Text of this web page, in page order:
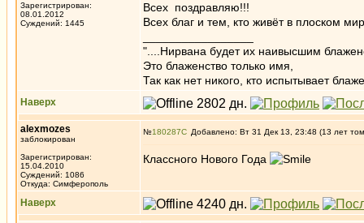
Зарегистрирован:
08.01.2012
Суждений: 1445
Всех поздравляю!!!
Всех благ и тем, кто живёт в плоском
"....Нирвана будет их наивысшим
Это блаженство только имя,
Так как нет никого, кто испытывает
Наверх
alexmozes
заблокирован
Зарегистрирован:
15.04.2010
Суждений: 1086
Откуда: Симферополь
№180287 Добавлено: Вт 31 Дек 13, 23:48 (13 лет
Классного Нового Года
Наверх